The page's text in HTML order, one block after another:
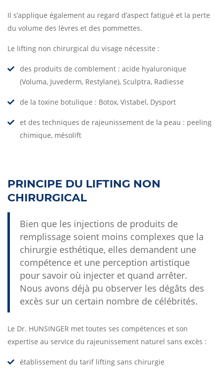
Il s’applique également au regard d’aspect fatigué et la perte
du volume des lèvres et des pommettes.
Le lifting non chirurgical du visage nécessite :
des produits de comblement : acide hyaluronique
(Voluma, Juvederm, Restylane), Sculptra, Radiesse
de la toxine botulique : Botox, Vistabel, Dysport
et des techniques de rajeunissement de la peau : peeling
chimique, mésolift
PRINCIPE DU LIFTING NON
CHIRURGICAL
Bien que les injections de produits de
remplissage soient moins complexes que la
chirurgie esthétique, elles demandent une
compétence et une perception artistique
pour savoir où injecter et quand arrêter.
Nous avons déjà pu observer les dégâts des
excès sur un certain nombre de célébrités.
Le Dr. HUNSINGER met toutes ses compétences et son
expertise au service du rajeunissement naturel sans excès :
établissement du tarif lifting sans chirurgie